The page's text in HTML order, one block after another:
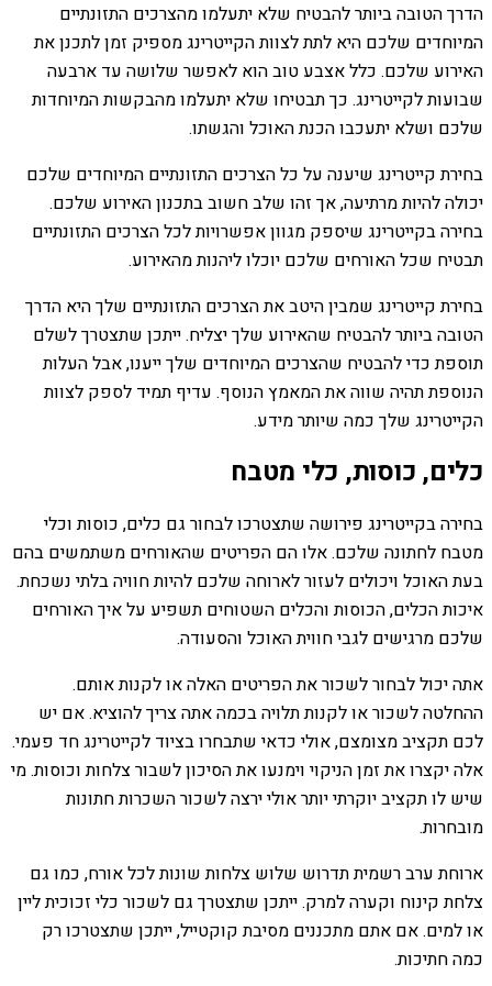
הדרך הטובה ביותר להבטיח שלא יתעלמו מהצרכים התזונתיים
המיוחדים שלכם היא לתת לצוות הקייטרינג מספיק זמן לתכנן את
האירוע שלכם. כלל אצבע טוב הוא לאפשר שלושה עד ארבעה
שבועות לקייטרינג. כך תבטיחו שלא יתעלמו מהבקשות המיוחדות
שלכם ושלא יתעכבו הכנת האוכל והגשתו.
בחירת קייטרינג שיענה על כל הצרכים התזונתיים המיוחדים שלכם
יכולה להיות מרתיעה, אך זהו שלב חשוב בתכנון האירוע שלכם.
בחירה בקייטרינג שיספק מגוון אפשרויות לכל הצרכים התזונתיים
תבטיח שכל האורחים שלכם יוכלו ליהנות מהאירוע.
בחירת קייטרינג שמבין היטב את הצרכים התזונתיים שלך היא הדרך
הטובה ביותר להבטיח שהאירוע שלך יצליח. ייתכן שתצטרך לשלם
תוספת כדי להבטיח שהצרכים המיוחדים שלך ייענו, אבל העלות
הנוספת תהיה שווה את המאמץ הנוסף. עדיף תמיד לספק לצוות
הקייטרינג שלך כמה שיותר מידע.
כלים, כוסות, כלי מטבח
בחירה בקייטרינג פירושה שתצטרכו לבחור גם כלים, כוסות וכלי
מטבח לחתונה שלכם. אלו הם הפריטים שהאורחים משתמשים בהם
בעת האוכל ויכולים לעזור לארוחה שלכם להיות חוויה בלתי נשכחת.
איכות הכלים, הכוסות והכלים השטוחים תשפיע על איך האורחים
שלכם מרגישים לגבי חווית האוכל והסעודה.
אתה יכול לבחור לשכור את הפריטים האלה או לקנות אותם.
ההחלטה לשכור או לקנות תלויה בכמה אתה צריך להוציא. אם יש
לכם תקציב מצומצם, אולי כדאי שתבחרו בציוד לקייטרינג חד פעמי.
אלה יקצרו את זמן הניקוי וימנעו את הסיכון לשבור צלחות וכוסות. מי
שיש לו תקציב יוקרתי יותר אולי ירצה לשכור השכרות חתונות
מובחרות.
ארוחת ערב רשמית תדרוש שלוש צלחות שונות לכל אורח, כמו גם
צלחת קינוח וקערה למרק. ייתכן שתצטרך גם לשכור כלי זכוכית ליין
או למים. אם אתם מתכננים מסיבת קוקטייל, ייתכן שתצטרכו רק
כמה חתיכות.